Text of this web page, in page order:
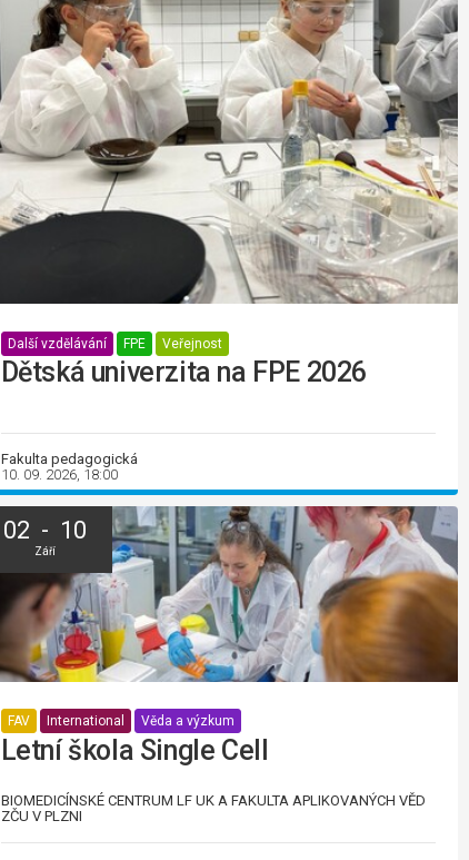
Další vzdělávání FPE Veřejnost
Dětská univerzita na FPE 2026
Fakulta pedagogická
10. 09. 2026, 18:00
02 - 10
Září
FAV International Věda a výzkum
Letní škola Single Cell
BIOMEDICÍNSKÉ CENTRUM LF UK A FAKULTA APLIKOVANÝCH VĚD
ZČU V PLZNI